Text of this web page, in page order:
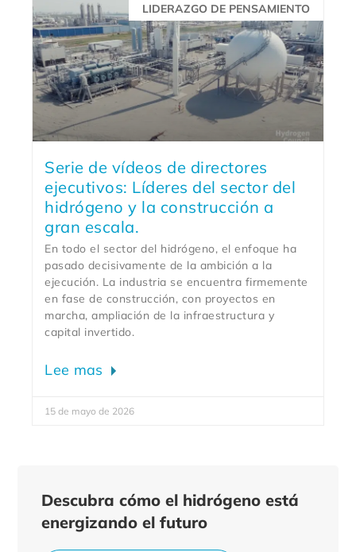
LIDERAZGO DE PENSAMIENTO
Serie de vídeos de directores
ejecutivos: Líderes del sector del
hidrógeno y la construcción a
gran escala.
En todo el sector del hidrógeno, el enfoque ha
pasado decisivamente de la ambición a la
ejecución. La industria se encuentra firmemente
en fase de construcción, con proyectos en
marcha, ampliación de la infraestructura y
capital invertido.
Lee mas
15 de mayo de 2026
Descubra cómo el hidrógeno está
energizando el futuro